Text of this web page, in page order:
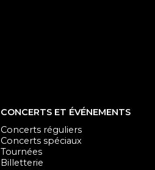
CONCERTS ET ÉVÉNEMENTS
Concerts réguliers
Concerts spéciaux
Tournées
Billetterie